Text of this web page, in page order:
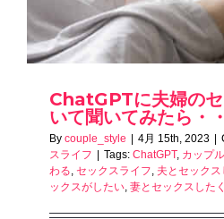
ChatGPTに夫婦の
いて聞いてみたら・
By couple_style 4月 15th, 2023
スライフ
Tags: ChatGPT, カップル
わる, セックスライフ, 夫とセック
ックスがしたい, 妻とセックスした